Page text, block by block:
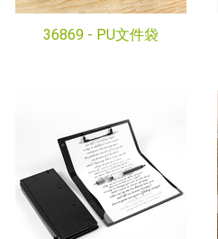
36869 - PU文件袋